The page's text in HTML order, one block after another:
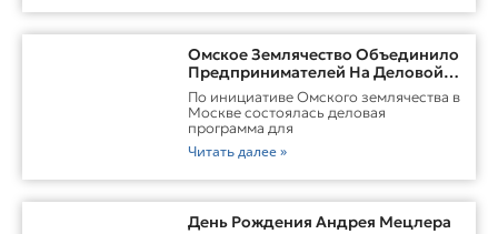
Омское Землячество Объединило
Предпринимателей На Деловой
Встрече В Москве
По инициативе Омского землячества в
Москве состоялась деловая
программа для
Читать далее »
День Рождения Андрея Мецлера